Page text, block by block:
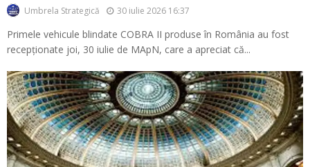
Umbrela Strategică 30 iulie 2026 16:37
Primele vehicule blindate COBRA II produse în România au fost
recepționate joi, 30 iulie de MApN, care a apreciat că...